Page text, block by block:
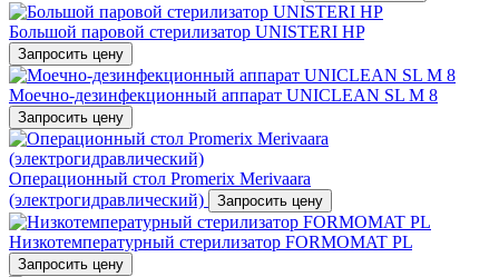
Большой паровой стерилизатор UNISTERI HP
Запросить цену
Mоечно-дезинфекционный аппарат UNICLEAN SL M 8
Запросить цену
Операционный стол Promerix Merivaara
(электрогидравлический)
Запросить цену
Низкотемпературный стерилизатор FORMOMAT PL
Запросить цену